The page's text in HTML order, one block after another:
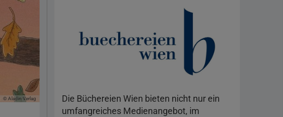
© Aladin Verlag
Die Büchereien Wien bieten nicht nur ein
umfangreiches Medienangebot, im